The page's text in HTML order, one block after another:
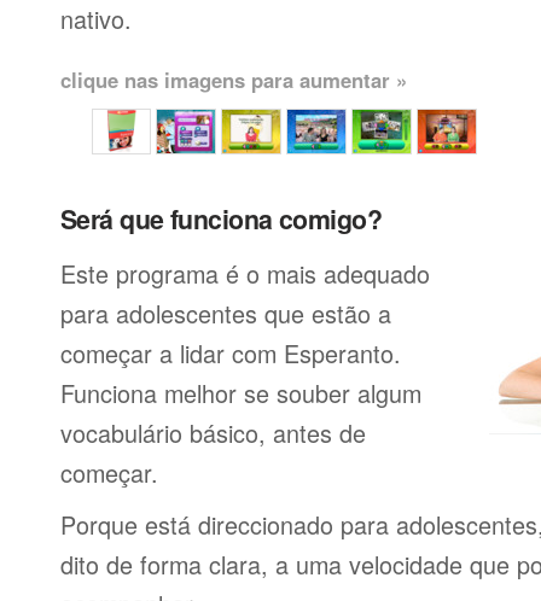
nativo.
clique nas imagens para aumentar »
Será que funciona comigo?
Este programa é o mais adequado
para adolescentes que estão a
começar a lidar com Esperanto.
Funciona melhor se souber algum
vocabulário básico, antes de
começar.
Porque está direccionado para
dito de forma clara, a uma velocidade que